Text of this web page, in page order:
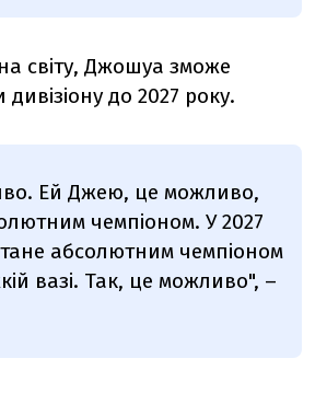
світу, Джошуа зможе
дивізіону до 2027 року.
Ей Джею, це можливо,
чемпіоном. У 2027
абсолютним чемпіоном
вазі. Так, це можливо", –